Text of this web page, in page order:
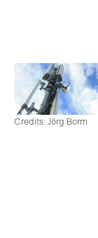
Credits: Jörg Borm